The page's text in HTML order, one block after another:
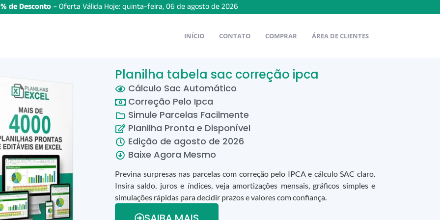
de Desconto– Oferta Válida Hoje:quinta-feira,06 deagostode2026
INÍCIO CONTATO COMPRAR ÁREA DE CLIENTES
Planilha tabela sac correção ipca
Cálculo Sac Automático
Correção Pelo Ipca
Simule Parcelas Facilmente
Planilha Pronta e Disponível
Edição de agosto de 2026
Baixe Agora Mesmo
Previna surpresas nas parcelas com correção pelo IPCA e cálculo SAC claro.
Insira saldo, juros e índices, veja amortizações mensais, gráficos simples e
simulações rápidas para decidir prazos e valores com confiança.